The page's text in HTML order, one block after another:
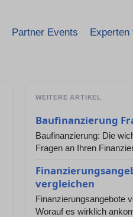
Partner Events Experten
WEITERE ARTIKEL
Baufinanzierung
Baufinanzierung: Die
Fragen an Ihren
vergleichen
Finanzierungsangebote
Worauf es wirklich